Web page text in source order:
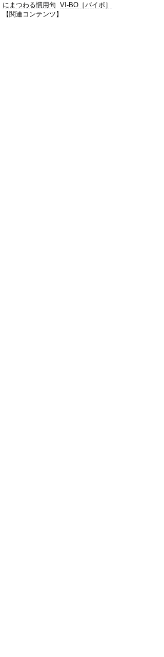
にまつわる慣用句 VI-BO［バイボ］
【関連コンテンツ】